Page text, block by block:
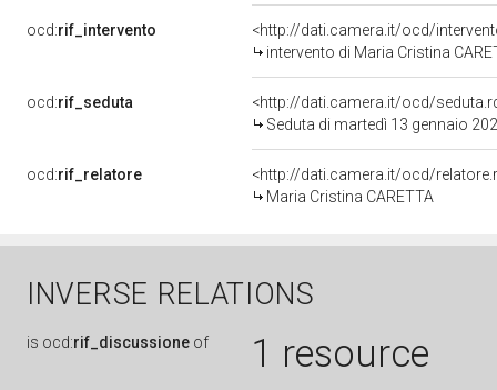
ocd:rif_intervento
<http://dati.camera.it/ocd/
intervento di Maria Cristina
ocd:rif_seduta
<http://dati.camera.it/ocd/
Seduta di martedì 13 gennaio
ocd:rif_relatore
<http://dati.camera.it/ocd/
Maria Cristina CARETTA
INVERSE RELATIONS
is ocd:rif_discussione of 1 resource